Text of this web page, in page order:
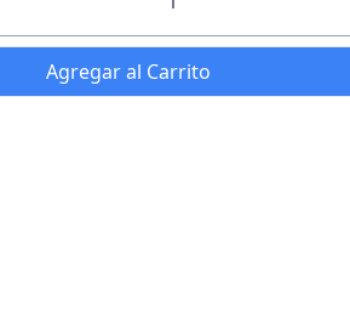
Agregar al Carrito